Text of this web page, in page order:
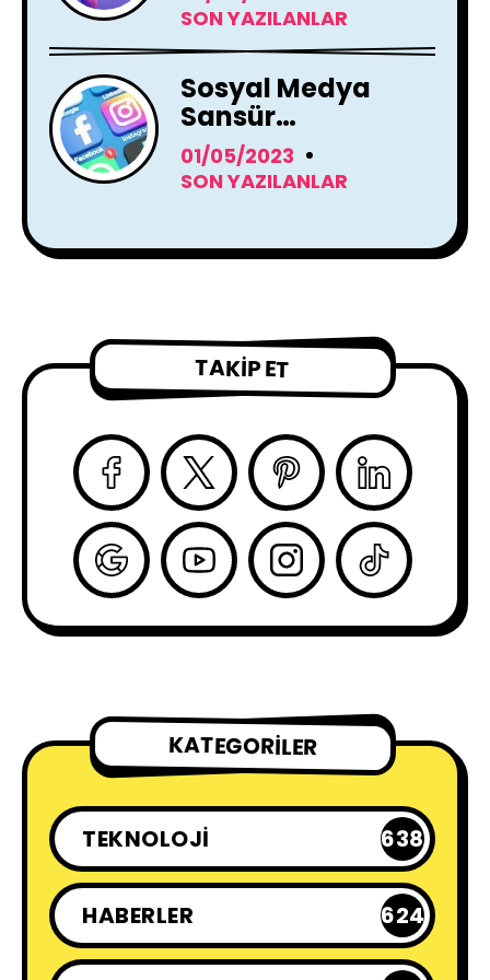
Zeka Araçları
Kullanacak
SON YAZILANLAR
Sosyal Medya
Sansür
Tartışmaları
01/05/2023
SON YAZILANLAR
TAKIP ET
KATEGORILER
TEKNOLOJI 638
HABERLER 624